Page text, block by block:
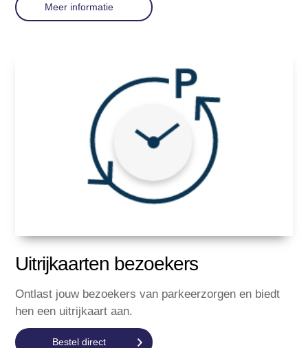
Meer informatie
Uitrijkaarten bezoekers
Ontlast jouw bezoekers van parkeerzorgen en biedt
hen een uitrijkaart aan.
Bestel direct